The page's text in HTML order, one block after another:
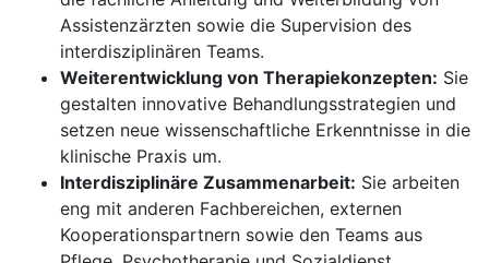
Assistenzärzten sowie die Supervision des
interdisziplinären Teams.
Weiterentwicklung von Therapiekonzepten: Sie
gestalten innovative Behandlungsstrategien und
setzen neue wissenschaftliche Erkenntnisse in die
klinische Praxis um.
Interdisziplinäre Zusammenarbeit: Sie arbeiten
eng mit anderen Fachbereichen, externen
Kooperationspartnern sowie den Teams aus